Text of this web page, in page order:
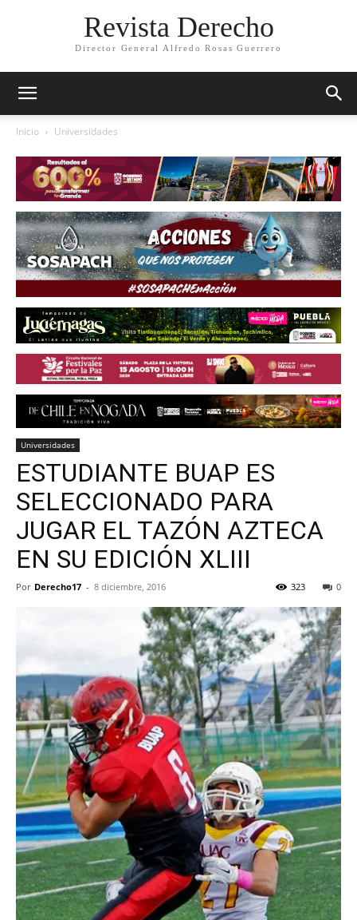
Revista Derecho
Director General Alfredo Rosas Guerrero
Inicio Universidades
Universidades
ESTUDIANTE BUAP ES
SELECCIONADO PARA
JUGAR EL TAZÓN AZTECA
EN SU EDICIÓN XLIII
Por Derecho17 - 8 diciembre, 2016 0
323